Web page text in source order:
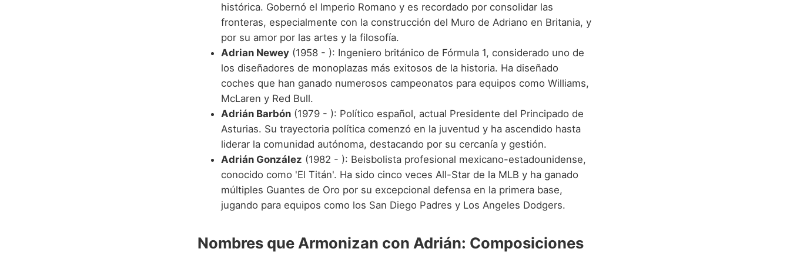
histórica. Gobernó el Imperio Romano y es recordado por consolidar las
fronteras, especialmente con la construcción del Muro de Adriano en Britania, y
por su amor por las artes y la filosofía.
Adrian Newey (1958 - ): Ingeniero británico de Fórmula 1, considerado uno de
los diseñadores de monoplazas más exitosos de la historia. Ha diseñado
coches que han ganado numerosos campeonatos para equipos como Williams,
McLaren y Red Bull.
Adrián Barbón (1979 - ): Político español, actual Presidente del Principado de
Asturias. Su trayectoria política comenzó en la juventud y ha ascendido hasta
liderar la comunidad autónoma, destacando por su cercanía y gestión.
Adrián González (1982 - ): Beisbolista profesional mexicano-estadounidense,
conocido como 'El Titán'. Ha sido cinco veces All-Star de la MLB y ha ganado
múltiples Guantes de Oro por su excepcional defensa en la primera base,
jugando para equipos como los San Diego Padres y Los Angeles Dodgers.
Nombres que Armonizan con Adrián: Composiciones